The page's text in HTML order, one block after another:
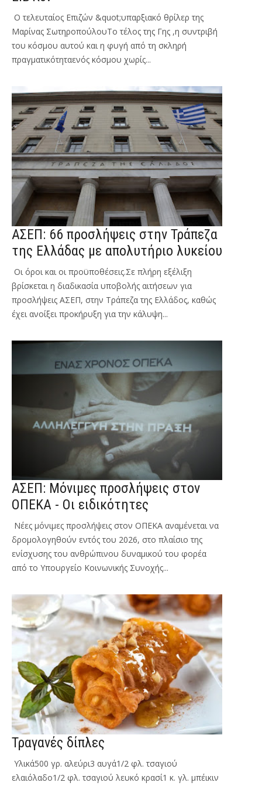
Ο τελευταίος Επιζών &quot;υπαρξιακό θρίλερ της
Μαρίνας ΣωτηροπούλουΤο τέλος της Γης ,η συντριβή
του κόσμου αυτού και η φυγή από τη σκληρή
πραγματικότηταενός κόσμου χωρίς...
ΑΣΕΠ: 66 προσλήψεις στην Τράπεζα
της Ελλάδας με απολυτήριο λυκείου
Οι όροι και οι προϋποθέσεις.Σε πλήρη εξέλιξη
βρίσκεται η διαδικασία υποβολής αιτήσεων για
προσλήψεις ΑΣΕΠ, στην Τράπεζα της Ελλάδος, καθώς
έχει ανοίξει προκήρυξη για την κάλυψη...
ΑΣΕΠ: Μόνιμες προσλήψεις στον
ΟΠΕΚΑ - Οι ειδικότητες
Νέες μόνιμες προσλήψεις στον ΟΠΕΚΑ αναμένεται να
δρομολογηθούν εντός του 2026, στο πλαίσιο της
ενίσχυσης του ανθρώπινου δυναμικού του φορέα
από το Υπουργείο Κοινωνικής Συνοχής...
Τραγανές δίπλες
Υλικά500 γρ. αλεύρι3 αυγά1/2 φλ. τσαγιού
ελαιόλαδο1/2 φλ. τσαγιού λευκό κρασί1 κ. γλ. μπέικιν